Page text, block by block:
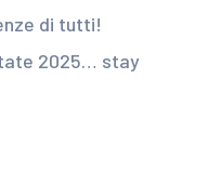
di tutti!
2025… stay